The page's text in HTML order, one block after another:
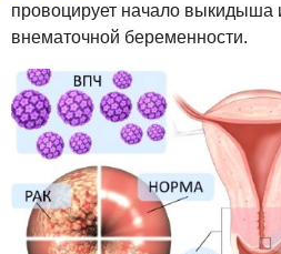
провоцирует начало выкидыша
внематочной беременности.